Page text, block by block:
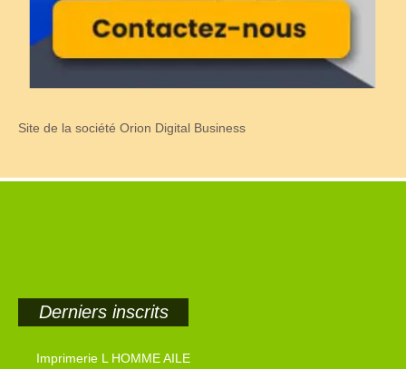
Site de la société Orion Digital Business
Derniers inscrits
Imprimerie L HOMME AILE